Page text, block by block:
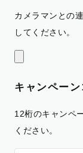
カメラマンとの
してください。
キャンペーン
12桁のキャンペ
ください。